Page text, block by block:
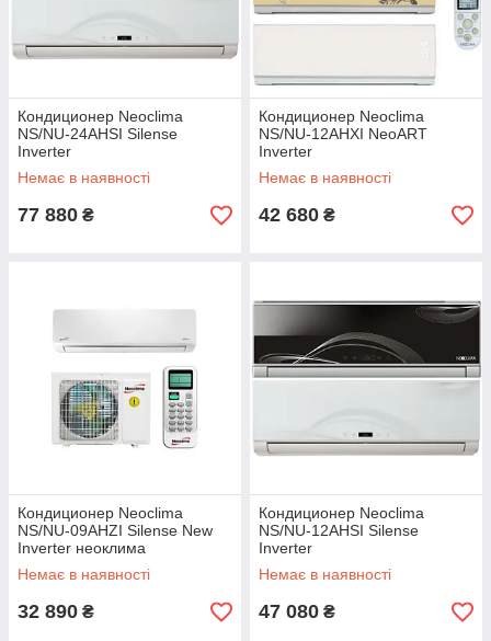
Кондиционер Neoclima
NS/NU-24AHSI Silense
Inverter
Немає в наявності
77 880 ₴
Кондиционер Neoclima
NS/NU-12AHXI NeoART
Inverter
Немає в наявності
42 680 ₴
Кондиционер Neoclima
NS/NU-09AHZI Silense New
Inverter неоклима
Немає в наявності
32 890 ₴
Кондиционер Neoclima
NS/NU-12AHSI Silense
Inverter
Немає в наявності
47 080 ₴